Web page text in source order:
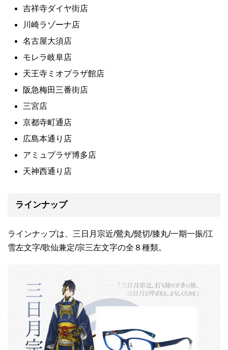
吉祥寺ダイヤ街店
川崎ラゾーナ店
名古屋大須店
モレラ岐阜店
天王寺ミオプラザ館店
阪急梅田三番街店
三宮店
京都寺町通店
広島本通り店
アミュプラザ博多店
天神西通り店
ラインナップ
ラインナップは、三日月宗近/鶯丸/髭切/膝丸/一期一振/江
雪左文字/歌仙兼定/宗三左文字の全８種類。